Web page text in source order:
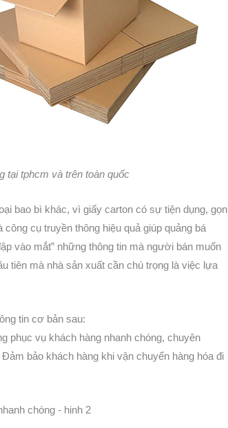
tại tphcm và trên toàn quốc
bao bì khác, vì giấy carton có sự tiện dụng, gọn
cụ truyền thông hiệu quả giúp quảng bá
vào mắt” những thông tin mà người bán muốn
tiên mà nhà sản xuất cần chú trọng là việc lựa
tin cơ bản sau:
phục vụ khách hàng nhanh chóng, chuyên
bảo khách hàng khi vận chuyển hàng hóa đi